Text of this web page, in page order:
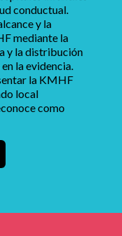
conductual.
y la
mediante la
y la distribución
la evidencia.
la KMHF
local
como